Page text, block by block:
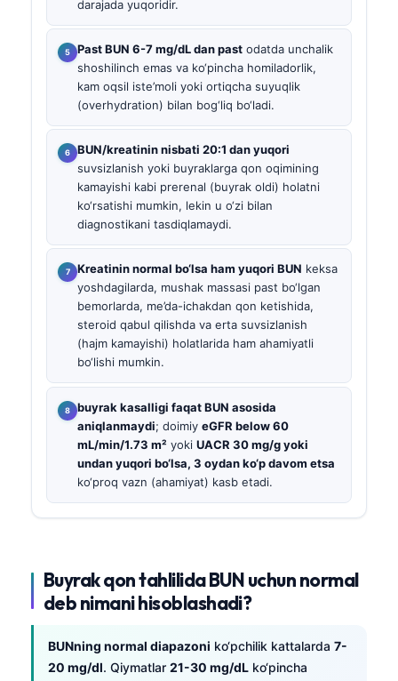
darajada yuqoridir.
Past BUN 6-7 mg/dL dan past odatda unchalik
shoshilinch emas va ko‘pincha homiladorlik,
kam oqsil iste’moli yoki ortiqcha suyuqlik
(overhydration) bilan bog‘liq bo‘ladi.
BUN/kreatinin nisbati 20:1 dan yuqori
suvsizlanish yoki buyraklarga qon oqimining
kamayishi kabi prerenal (buyrak oldi) holatni
ko‘rsatishi mumkin, lekin u o‘zi bilan
diagnostikani tasdiqlamaydi.
Kreatinin normal bo‘lsa ham yuqori BUN keksa
yoshdagilarda, mushak massasi past bo‘lgan
bemorlarda, me’da-ichakdan qon ketishida,
steroid qabul qilishda va erta suvsizlanish
(hajm kamayishi) holatlarida ham ahamiyatli
bo‘lishi mumkin.
buyrak kasalligi faqat BUN asosida
aniqlanmaydi; doimiy eGFR below 60
mL/min/1.73 m² yoki UACR 30 mg/g yoki
undan yuqori bo‘lsa, 3 oydan ko‘p davom etsa
ko‘proq vazn (ahamiyat) kasb etadi.
Buyrak qon tahlilida BUN uchun normal
deb nimani hisoblashadi?
BUNning normal diapazoni ko‘pchilik kattalarda 7-
20 mg/dl. Qiymatlar 21-30 mg/dL ko‘pincha